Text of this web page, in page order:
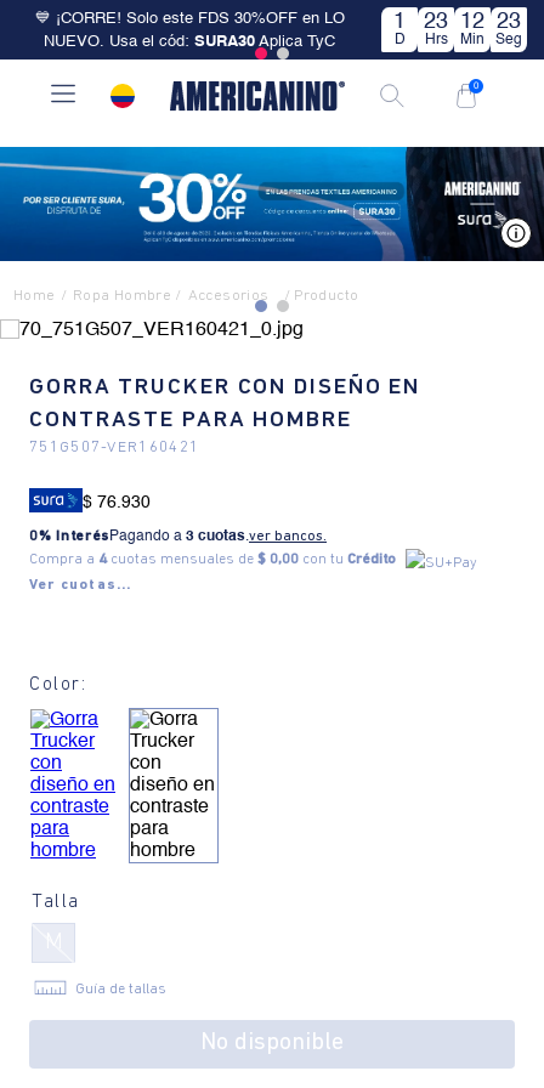
💙 ¡CORRE! Solo este FDS 30%OFF en LO
NUEVO. Usa el cód: SURA30 Aplica TyC
1
D
23
Hrs
12
Min
22
Seg
0
Ropa Hombre Accesorios
GORRA TRUCKER CON DISEÑO EN
CONTRASTE PARA HOMBRE
751G507-VER160421
$ 76.930
0% Interés Pagando a 3 cuotas.ver bancos.
Compra a 4cuotas mensuales de $ 0,00 con tu Crédito
Ver cuotas...
Color:
Talla
Guía de tallas
No disponible